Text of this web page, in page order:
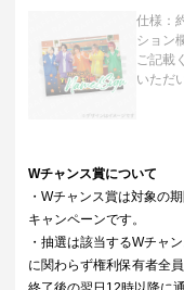
仕様：
ション
ご記載
いただ
Wチャンス賞について
・Wチャンス賞は対象の
キャンペーンです。
・抽選は該当するWチャ
に関わらず権利保有者全